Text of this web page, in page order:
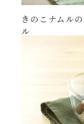
クリスマス
その他
きのこナムル
ル